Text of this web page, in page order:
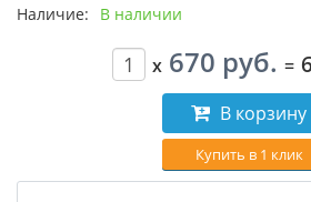
Наличие:
В наличии
x 670 руб. =
В корзину
Купить в 1 клик